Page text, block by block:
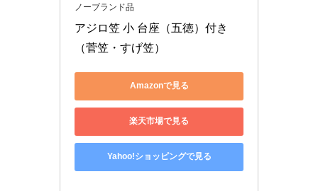
ノーブランド品
アジロ笠 小 台座（五徳）付き
（菅笠・すげ笠）
Amazonで見る
楽天市場で見る
Yahoo!ショッピングで見る